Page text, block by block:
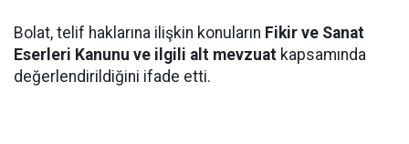
Bolat, telif haklarına ilişkin konuların Fikir ve Sanat
Eserleri Kanunu ve ilgili alt mevzuat kapsamında
değerlendirildiğini ifade etti.